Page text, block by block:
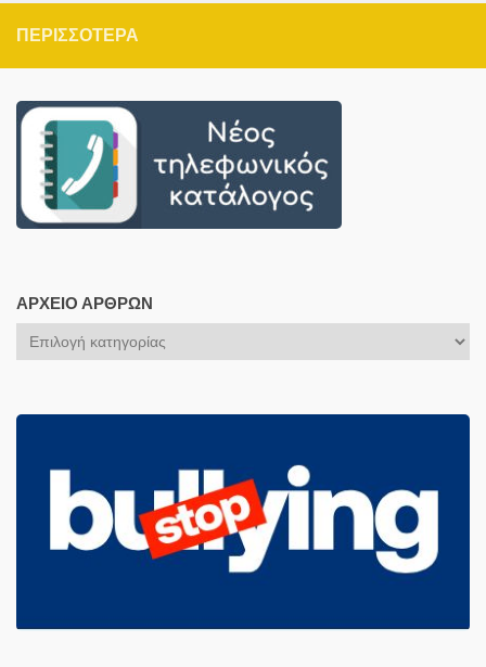
ΠΕΡΙΣΣΌΤΕΡΑ
ΑΡΧΕΊΟ ΆΡΘΡΩΝ
Αρχείο
Άρθρων